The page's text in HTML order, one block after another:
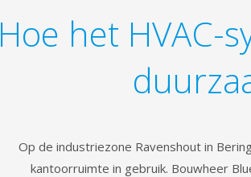
Hoe het HVAC-
Op de industriezone Ravenshout in
kantoorruimte in gebruik. Bouwheer